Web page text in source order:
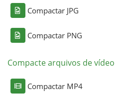
Compactar JPG
Compactar PNG
Compacte arquivos de vídeo
Compactar MP4